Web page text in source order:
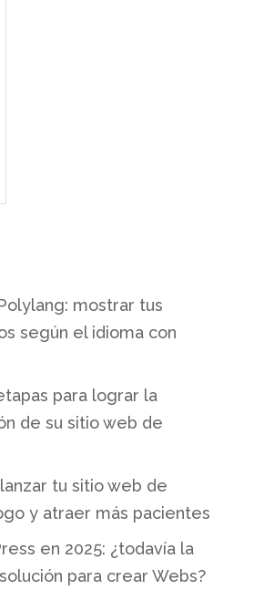
mostrar tus
según el idioma con
para lograr la
de su sitio web de
tu sitio web de
y atraer más pacientes
en 2025: ¿todavía la
para crear Webs?